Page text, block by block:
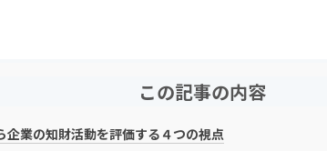
この記事の内容
企業の知財活動を評価する４つの視点